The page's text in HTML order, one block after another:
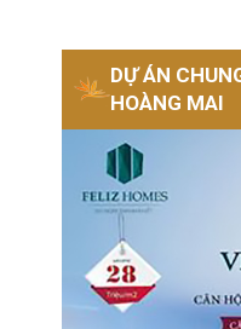
DỰ ÁN
HOÀNG MAI